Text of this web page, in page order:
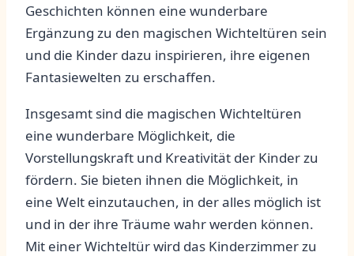
Geschichten ‍können eine wunderbare‌
Ergänzung zu den magischen Wichteltüren sein
und die Kinder dazu inspirieren, ihre eigenen
Fantasiewelten zu erschaffen.
Insgesamt sind die magischen Wichteltüren
eine wunderbare Möglichkeit, die
Vorstellungskraft und Kreativität​ der Kinder zu
⁢fördern. Sie bieten ihnen die Möglichkeit, in
eine Welt einzutauchen, in der⁣ alles möglich ist
und in der‌ ihre Träume wahr werden können.
Mit einer Wichteltür wird das Kinderzimmer zu⁣